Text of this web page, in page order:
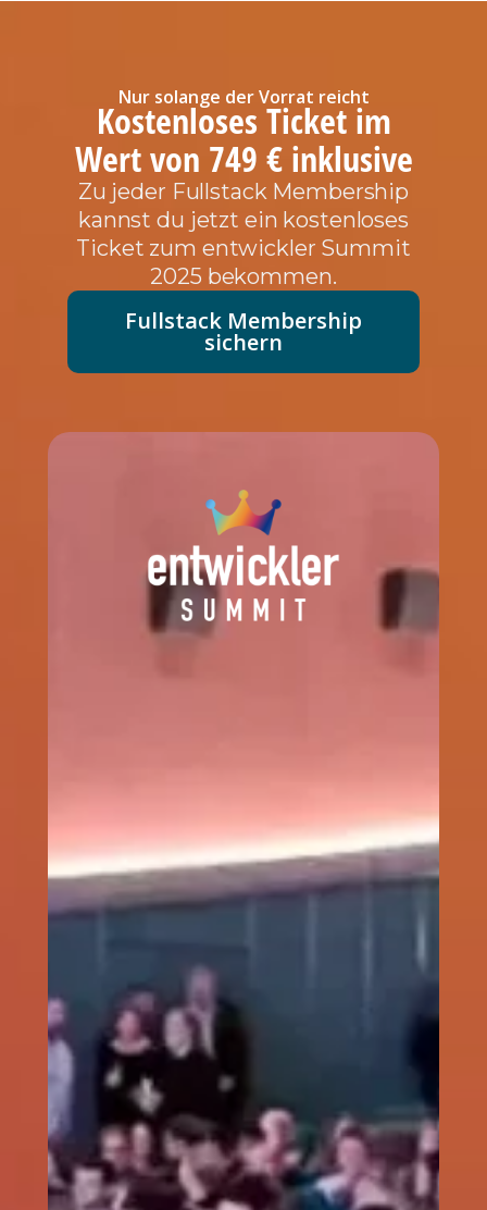
Nur solange der Vorrat reicht
Kostenloses Ticket im
Wert von 749 € inklusive
Zu jeder Fullstack Membership
kannst du jetzt ein kostenloses
Ticket zum entwickler Summit
2025 bekommen.
Fullstack Membership
sichern